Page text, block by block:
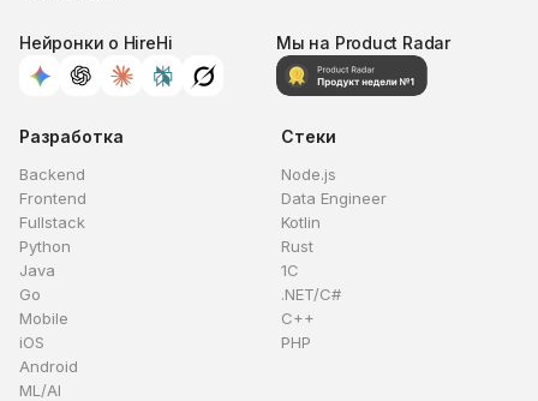
Нейронки о HireHi Мы на Product Radar
Разработка
Backend
Frontend
Fullstack
Python
Java
Go
Mobile
iOS
Android
ML/AI
Стеки
Node.js
Data Engineer
Kotlin
Rust
1C
.NET/C#
C++
PHP